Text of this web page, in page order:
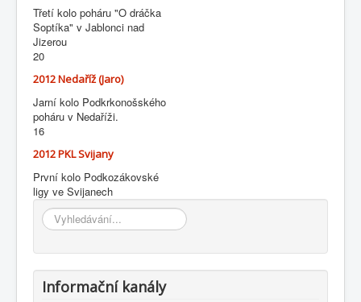
Třetí kolo poháru "O dráčka
Soptíka" v Jablonci nad
Jizerou
20
2012 Nedaříž (Jaro)
Jarní kolo Podkrkonošského
poháru v Nedaříži.
16
2012 PKL Svijany
První kolo Podkozákovské
ligy ve Svijanech
Vyhledávání...
Informační kanály